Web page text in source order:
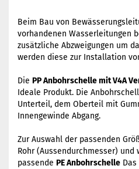
Beim Bau von
vorhandenen Wasserleitungen
zusätzliche Abzweigungen um
werden diese zur Installation
Die PP Anbohrschelle mit V4A
Ideale Produkt. Die
Unterteil, dem Oberteil mit
Innengewinde Abgang.
Zur Auswahl der passenden
Rohr (Aussendurchmesser)
passende PE Anbohrschelle